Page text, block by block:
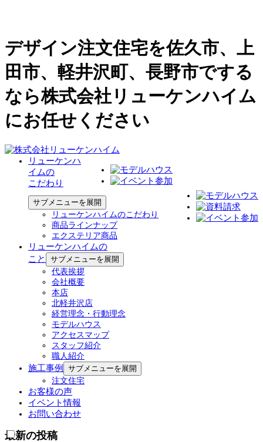
デザイン注文住宅を佐久市、上
田市、軽井沢町、長野市でする
なら株式会社リューケンハイム
にお任せください
リューケンハ
イムの
こだわり
サブメニューを展開
リューケンハイムのこだわり
商品ラインナップ
エクステリア商品
リューケンハイムの
こと
サブメニューを展開
代表挨拶
会社概要
本店
北軽井沢店
経営理念・行動理念
モデルハウス
アクセスマップ
スタッフ紹介
職人紹介
施工事例
サブメニューを展開
注文住宅
お客様の声
イベント情報
お問い合わせ
最新の投稿